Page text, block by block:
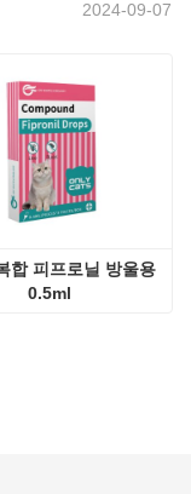
2024-09-07
합 피프로닐 방울용
0.5ml